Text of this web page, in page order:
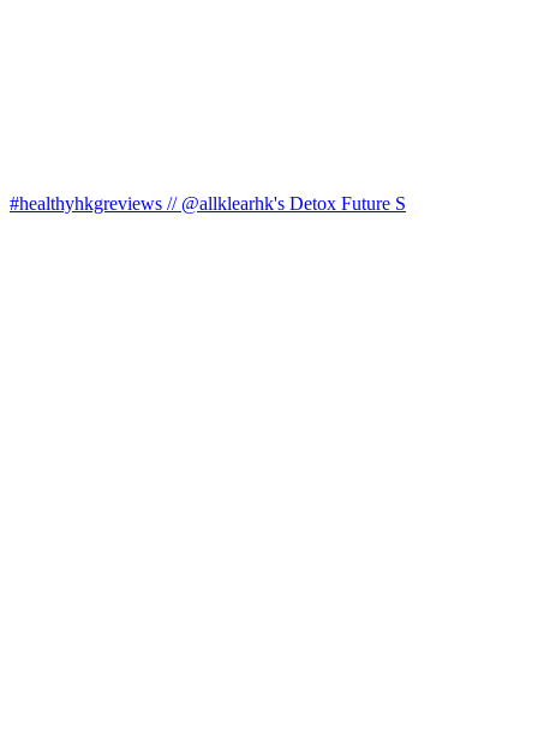
#healthyhkgreviews // @allklearhk's Detox Future S